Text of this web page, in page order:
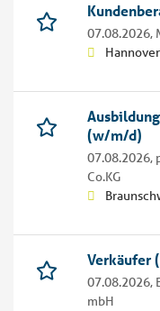
07.08.2026,
Hannover
(w/m/d)
07.08.2026,
Co.KG
Verkäufer
07.08.2026,
mbH